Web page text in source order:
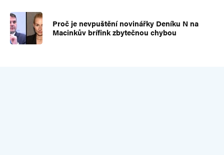
Proč je nevpuštění novinářky Deníku N na
Macinkův brífink zbytečnou chybou